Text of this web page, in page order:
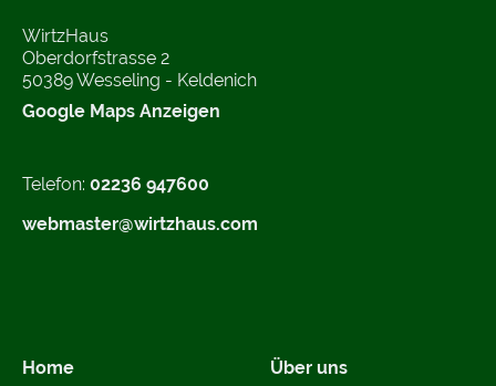
WirtzHaus
Oberdorfstrasse 2
50389 Wesseling - Keldenich
Google Maps Anzeigen
Telefon: 02236 947600
webmaster@wirtzhaus.com
Home
Über uns